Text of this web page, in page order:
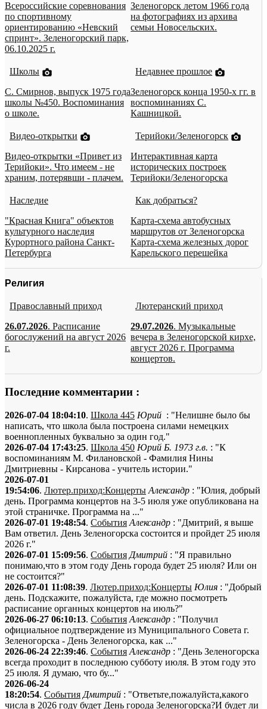
Всероссийские соревнования
по спортивному
ориентированию «Невский
спринт». Зеленогорский парк,
06.10.2025 г.
Зеленогорск летом 1966 года
на фотографиях из архива
семьи Новосельских.
Школы
С. Смирнов, выпуск 1975 года
школы №450. Воспоминания
о школе.
Недавнее прошлое
Зеленогорск конца 1950-х гг. в
воспоминаниях С.
Кашницкой.
Видео-открытки
Видео-открытки «Привет из
Терийоки». Что имеем - не
храним, потерявши - плачем.
Терийоки/Зеленогорск
Интерактивная карта
исторических построек
Терийоки/Зеленогорска
Наследие
"Красная Книга" объектов
культурного наследия
Курортного района Санкт-
Петербурга
Как добраться?
Карта-схема автобусных
маршрутов от Зеленогорска
Карта-схема железных дорог
Карельского перешейка
Религия
Православный приход
26.07.2026. Расписание
богослужений на август 2026
г.
Лютеранский приход
29.07.2026. Музыкальные
вечера в Зеленогорской кирхе,
август 2026 г. Программа
концертов.
Последние комментарии :
2026-07-04 18:04:10. Школа 445 Юрий : "Нелишне было бы
написать, что школа была построена силами немецких
военнопленных буквально за один год."
2026-07-04 17:43:25. Школа 450 Юрий Б. 1973 г.в. : "К
воспоминаниям М. Филановской - Фамилия Нины
Дмитриевны - Кирсанова - учитель истории."
2026-07-01
19:54:06. Лютер.приход:Концерты Александр : "Юлия, добрый
день. Программа концертов на 3-5 июля уже опубликована на
этой страничке. Программа на ..."
2026-07-01 19:48:54. События Александр : "Дмитрий, я выше
Вам ответил. День Зеленогорска состоится и пройдет 25 июля
2026 г."
2026-07-01 15:09:56. События Дмитрий : "Я правильно
понимаю,что в этом году День города будет 25 июля? Или он
не состоится?"
2026-07-01 11:08:39. Лютер.приход:Концерты Юлия : "Добрый
день. Подскажите, пожалуйста, где можно посмотреть
расписание органных концертов на июль?"
2026-06-27 06:10:13. События Александр : "Получил
официальное подтверждение из Муниципального Совета г.
Зеленогорска - День Зеленогорска, как ..."
2026-06-24 22:39:46. События Александр : "День Зеленогорска
всегда проходит в последнюю субботу июля. В этом году это
25 июля. Я думаю, что бу..."
2026-06-24
18:20:54. События Дмитрий : "Ответьте,пожалуйста,какого
числа в 2026 году будет День города Зеленогорска?И будет ли